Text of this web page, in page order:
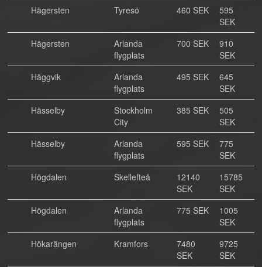
Hägersten
Tyresö 460 SEK
595
SEK
Hägersten
Arlanda
flygplats
700 SEK
910
SEK
Häggvik
Arlanda
flygplats
495 SEK
645
SEK
Hässelby
Stockholm
City
385 SEK
505
SEK
Hässelby
Arlanda
flygplats
595 SEK
775
SEK
Högdalen
Skellefteå
12140
SEK
15785
SEK
Högdalen
Arlanda
flygplats
775 SEK
1005
SEK
Hökarängen
Kramfors
7480
SEK
9725
SEK